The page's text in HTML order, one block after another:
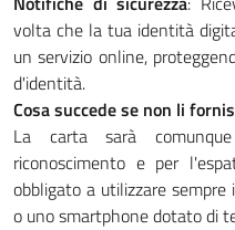
volta che la tua identità
un servizio online,
d'identità.
Cosa succede se non li
La carta sarà
riconoscimento e per
obbligato a utilizzare
o uno smartphone dotato di